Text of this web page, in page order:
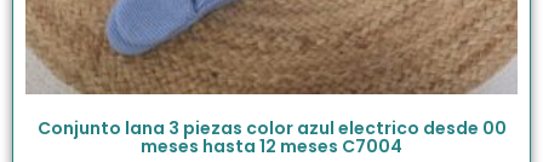
Conjunto lana 3 piezas color azul electrico desde 00
meses hasta 12 meses C7004